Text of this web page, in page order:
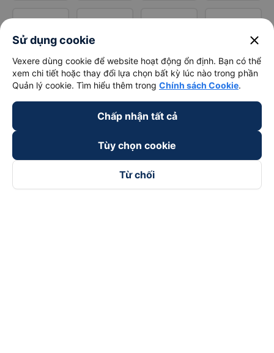
Sử dụng cookie close
Vexere dùng cookie để website hoạt động ổn định. Bạn có thể
xem chi tiết hoặc thay đổi lựa chọn bất kỳ lúc nào trong phần
Quản lý cookie. Tìm hiểu thêm trong Chính sách Cookie.
Chấp nhận tất cả
Tùy chọn cookie
Từ chối